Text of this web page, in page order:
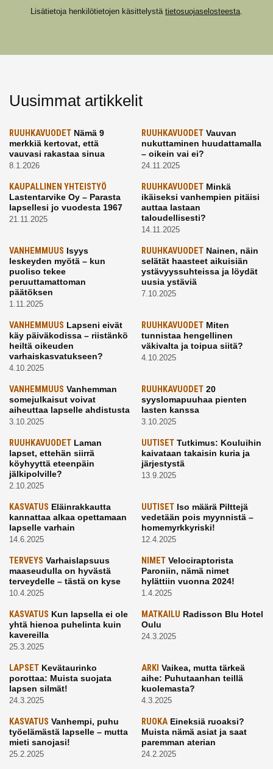
Lisätietoja henkilötietojen käsittelystä tietosuojaselosteesta
Uusimmat artikkelit
RUUHKAVUODET Nämä 9
merkkiä kertovat, että
vauvasi rakastaa sinua
8.1.2026
RUUHKAVUODETVauvan
nukuttaminen huudattamalla
– oikein vai ei?
24.11.2025
KAUPALLINEN YHTEISTYÖ
Lastentarvike Oy – Parasta
lapsellesi jo vuodesta 1967
21.11.2025
RUUHKAVUODETMinkä
ikäiseksi vanhempien pitäisi
auttaa lastaan
taloudellisesti?
14.11.2025
VANHEMMUUS Isyys
leskeyden myötä – kun
puoliso tekee
peruuttamattoman
päätöksen
1.11.2025
RUUHKAVUODETNainen, näin
selätät haasteet aikuisiän
ystävyyssuhteissa ja löydät
uusia ystäviä
7.10.2025
VANHEMMUUS Lapseni eivät
käy päiväkodissa – riistänkö
heiltä oikeuden
varhaiskasvatukseen?
4.10.2025
RUUHKAVUODETMiten
tunnistaa hengellinen
väkivalta ja toipua siitä?
4.10.2025
VANHEMMUUS Vanhemman
somejulkaisut voivat
aiheuttaa lapselle ahdistusta
3.10.2025
RUUHKAVUODET20
syyslomapuuhaa pienten
lasten kanssa
3.10.2025
RUUHKAVUODET Laman
lapset, ettehän siirrä
köyhyyttä eteenpäin
jälkipolville?
2.10.2025
UUTISETTutkimus: Kouluihin
kaivataan takaisin kuria ja
järjestystä
13.9.2025
KASVATUS Eläinrakkautta
kannattaa alkaa opettamaan
lapselle varhain
14.6.2025
UUTISETIso määrä Pilttejä
vedetään pois myynnistä –
homemyrkkyriski!
12.4.2025
TERVEYS Varhaislapsuus
maaseudulla on hyvästä
terveydelle – tästä on kyse
10.4.2025
NIMETVelociraptorista
Paroniin, nämä nimet
hylättiin vuonna 2024!
1.4.2025
KASVATUS Kun lapsella ei ole
yhtä hienoa puhelinta kuin
kavereilla
25.3.2025
MATKAILU Radisson Blu Hotel
Oulu
24.3.2025
LAPSET Kevätaurinko
porottaa: Muista suojata
lapsen silmät!
24.3.2025
ARKI Vaikea, mutta tärkeä
aihe: Puhutaanhan teillä
kuolemasta?
4.3.2025
KASVATUS Vanhempi, puhu
työelämästä lapselle – mutta
mieti sanojasi!
25.2.2025
RUOKAEineksiä ruoaksi?
Muista nämä asiat ja saat
paremman aterian
24.2.2025